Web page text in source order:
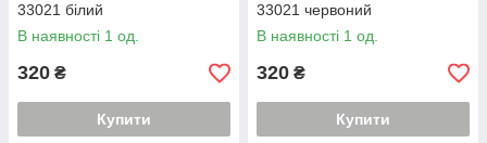
33021 білий
В наявності 1 од.
320 ₴
Купити
33021 червоний
В наявності 1 од.
320 ₴
Купити